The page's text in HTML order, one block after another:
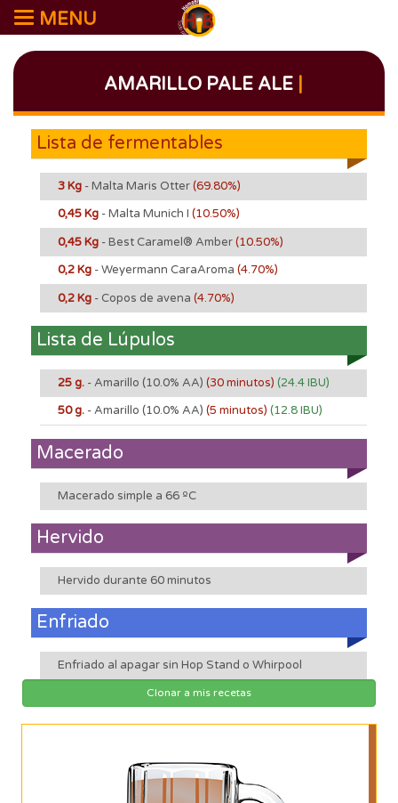
MENU
AMARILLO PALE ALE
Lista de fermentables
3 Kg - Malta Maris Otter(69.80%)
0,45 Kg - Malta Munich I (10.50%)
0,45 Kg - Best Caramel® Amber(10.50%)
0,2 Kg - Weyermann CaraAroma (4.70%)
0,2 Kg - Copos de avena (4.70%)
Lista de Lúpulos
25 g. - Amarillo (10.0% AA) (30 minutos) (24.4 IBU)
50 g. - Amarillo (10.0% AA) (5 minutos) (12.8 IBU)
Macerado
Macerado simple a 66 ºC
Hervido
Hervido durante 60 minutos
Enfriado
Enfriado al apagar sin Hop Stand o Whirpool
Clonar a mis recetas